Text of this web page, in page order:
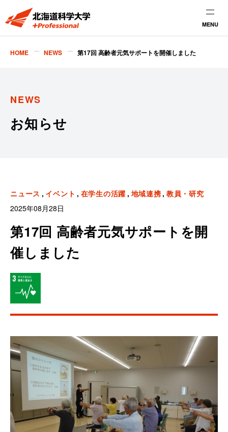
MENU
HOME NEWS 第17回 高齢者元気サポートを開催しました
NEWS
お知らせ
ニュース イベント 在学生の活躍 地域連携 教員・研究
2025年08月28日
第17回 高齢者元気サポートを開
催しました